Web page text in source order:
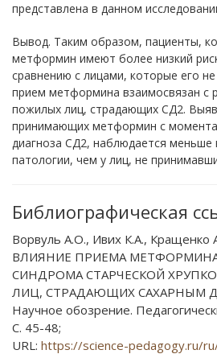
представлена в данном
Вывод. Таким образом, пациенты,
метформин имеют более низкий
сравнению с лицами, которые его
прием метформина взаимосвязан с
пожилых лиц, страдающих СД2.
принимающих метформин с момента
диагноза СД2, наблюдается меньше
патологии, чем у лиц, не
Библиографическая
Ворвуль А.О., Ивих К.А., Кращенко
ВЛИЯНИЕ ПРИЕМА
СИНДРОМА СТАРЧЕСКОЙ
ЛИЦ, СТРАДАЮЩИХ САХАРНЫМ
Научное обозрение.
С. 45-48;
URL: https://science-pedagogy.ru/